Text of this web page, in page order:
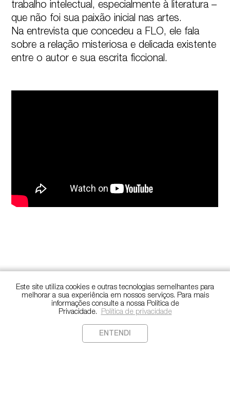
trabalho intelectual, especialmente à literatura –
que não foi sua paixão inicial nas artes.
Na entrevista que concedeu a FLO, ele fala
sobre a relação misteriosa e delicada existente
Este site utiliza cookies e outras tecnologias semelhantes para
melhorar a sua experiência em nossos serviços. Para mais
informações consulte a nossa Política de
Privacidade.
Política de privacidade
ENTENDI